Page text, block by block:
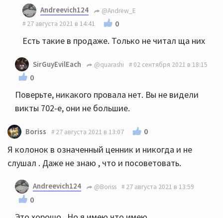
Andreevich124
@Andrew_E
27 августа 2021 в 14:41
0
Есть такие в продаже. Только не читал ща них
SirGuyEvilEach @quarashi 02 сентября 2021 в 18:15
0
Поверьте, никакого провала нет. Вы не видели
викты 702-е, они не большие.
Boriss 27 августа 2021 в 13:07 0
Я колонок в означенный ценник и никогда и не
слушал . Даже не знаю , что и посоветовать.
Andreevich124 @Boriss 27 августа 2021 в 13:59
0